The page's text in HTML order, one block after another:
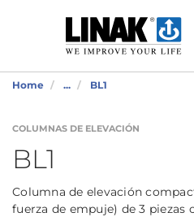
Home ... BL1
COLUMNAS DE ELEVACIÓN
BL1
Columna de elevación
fuerza de empuje) de 3 piezas